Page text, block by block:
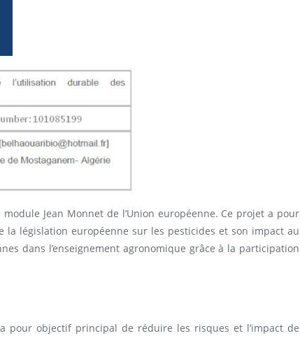
Jean Monnet de l’Union européenne. Ce projet a pour
législation européenne sur les pesticides et son impact au
dans l’enseignement agronomique grâce à la participation
pour objectif principal de réduire les risques et l’impact de